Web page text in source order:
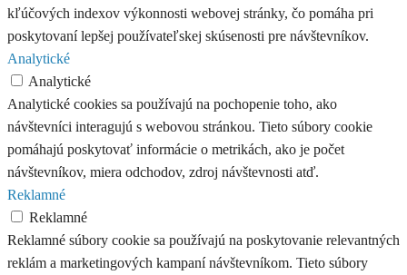
kľúčových indexov výkonnosti webovej stránky, čo pomáha pri
poskytovaní lepšej používateľskej skúsenosti pre návštevníkov.
Analytické
Analytické
Analytické cookies sa používajú na pochopenie toho, ako
návštevníci interagujú s webovou stránkou. Tieto súbory cookie
pomáhajú poskytovať informácie o metrikách, ako je počet
návštevníkov, miera odchodov, zdroj návštevnosti atď.
Reklamné
Reklamné
Reklamné súbory cookie sa používajú na poskytovanie relevantných
reklám a marketingových kampaní návštevníkom. Tieto súbory